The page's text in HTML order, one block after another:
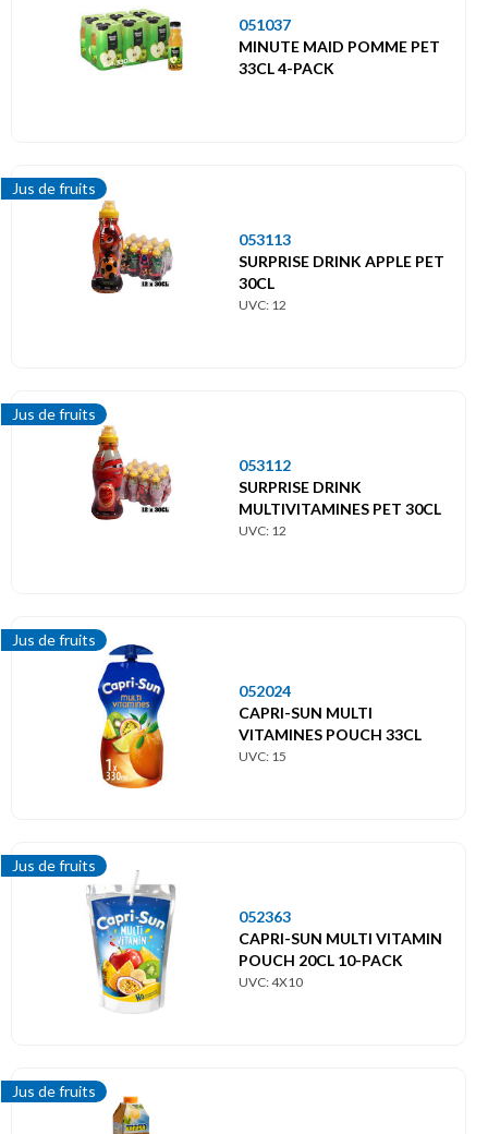
051037
MINUTE MAID POMME PET
33CL 4-PACK
Jus de fruits
053113
SURPRISE DRINK APPLE PET
30CL
UVC: 12
Jus de fruits
053112
SURPRISE DRINK
MULTIVITAMINES PET 30CL
UVC: 12
Jus de fruits
052024
CAPRI-SUN MULTI
VITAMINES POUCH 33CL
UVC: 15
Jus de fruits
052363
CAPRI-SUN MULTI VITAMIN
POUCH 20CL 10-PACK
UVC: 4X10
Jus de fruits